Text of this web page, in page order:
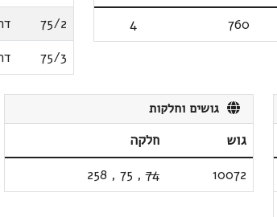
760
4
75/2
75/3
גושים וחלקות
גוש
חלקה
10072
74
,
75
,
258